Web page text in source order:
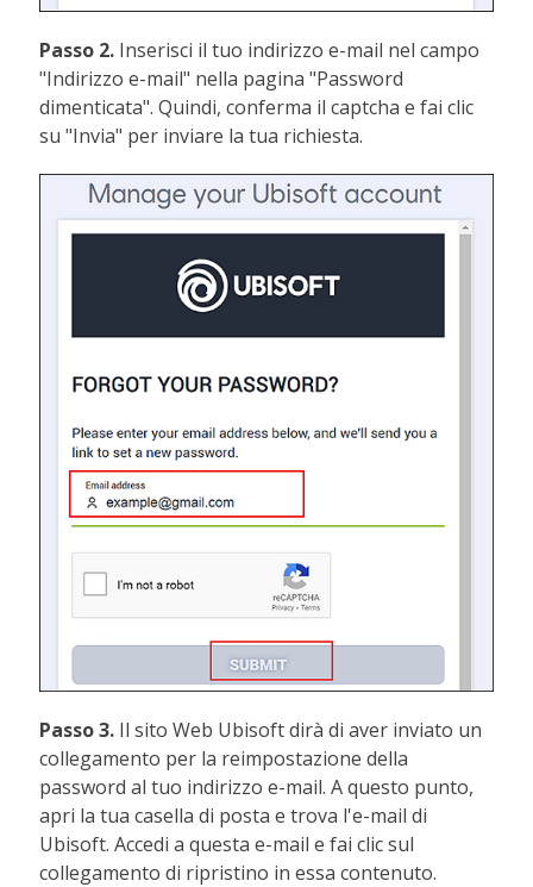
Passo 2. Inserisci il tuo indirizzo e-mail nel campo
"Indirizzo e-mail" nella pagina "Password
dimenticata". Quindi, conferma il captcha e fai clic
su "Invia" per inviare la tua richiesta.
Passo 3. Il sito Web Ubisoft dirà di aver inviato un
collegamento per la reimpostazione della
password al tuo indirizzo e-mail. A questo punto,
apri la tua casella di posta e trova l'e-mail di
Ubisoft. Accedi a questa e-mail e fai clic sul
collegamento di ripristino in essa contenuto.